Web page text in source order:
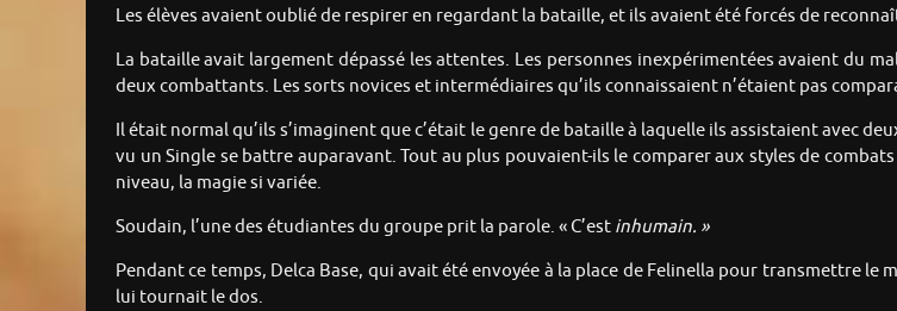
Les élèves avaient oublié de respirer en regardant la bataille, et ils avaient été forcés de
La bataille avait largement dépassé les attentes. Les personnes inexpérimentées avaient du
deux combattants. Les sorts novices et intermédiaires qu’ils connaissaient n’étaient pas
Il était normal qu’ils s’imaginent que c’était le genre de bataille à laquelle ils assistaient avec
vu un Single se battre auparavant. Tout au plus pouvaient-ils le comparer aux styles de
niveau, la magie si variée.
Soudain, l’une des étudiantes du groupe prit la parole. « C’est inhumain. »
Pendant ce temps, Delca Base, qui avait été envoyée à la place de Felinella pour transmettre
lui tournait le dos.